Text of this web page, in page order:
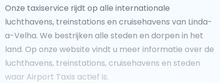
Onze taxiservice rijdt op alle internationale
luchthavens, treinstations en cruisehavens van Linda-
a-Velha. We bestrijken alle steden en dorpen in het
land. Op onze website vindt u meer informatie over de
luchthavens, treinstations, cruisehavens en steden
waar Airport Taxis actief is.